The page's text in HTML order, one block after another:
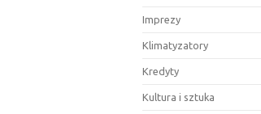
Imprezy
Klimatyzatory
Kredyty
Kultura i sztuka